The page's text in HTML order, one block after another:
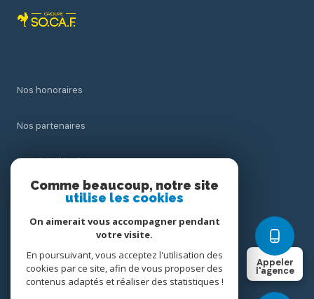
Appeler
l'agence
Nos honoraires
Nos partenaires
Mentions légales
Cookies
Comme beaucoup, notre site
utilise les cookies
On aimerait vous accompagner pendant
votre visite.
En poursuivant, vous acceptez l'utilisation des
cookies par ce site, afin de vous proposer des
contenus adaptés et réaliser des statistiques !